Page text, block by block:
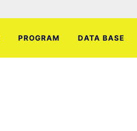
PROGRAM DATA BASE